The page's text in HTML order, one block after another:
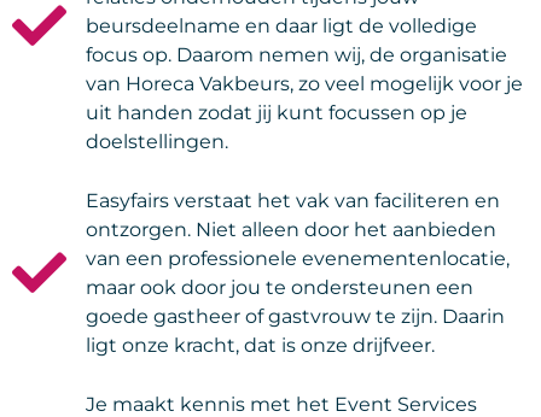
beursdeelname en daar ligt de volledige
focus op. Daarom nemen wij, de organisatie
van Horeca Vakbeurs, zo veel mogelijk voor je
uit handen zodat jij kunt focussen op je
doelstellingen.
Easyfairs verstaat het vak van faciliteren en
ontzorgen. Niet alleen door het aanbieden
van een professionele evenementenlocatie,
maar ook door jou te ondersteunen een
goede gastheer of gastvrouw te zijn. Daarin
ligt onze kracht, dat is onze drijfveer.
Je maakt kennis met het Event Services